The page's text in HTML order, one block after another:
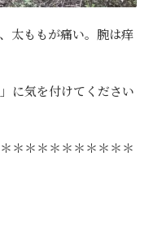
太ももが痛い。腕は痒
に気を付けてください
＊＊＊＊＊＊＊＊＊＊